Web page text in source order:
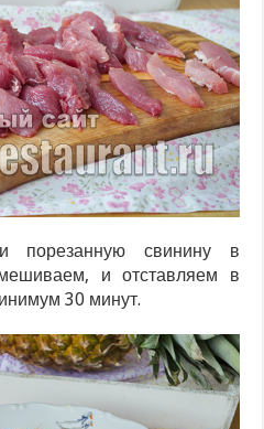
порезанную свинину в
и отставляем в
30 минут.